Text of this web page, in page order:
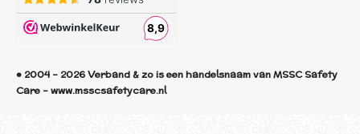
© 2004 - 2026 Verband & zo is een handelsnaam van MSSC Safety
Care - www.msscsafetycare.nl